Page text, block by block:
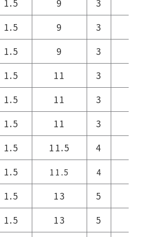
1.5 9 3
1.5 9 3
1.5 9 3
1.5 11 3
1.5 11 3
1.5 11 3
1.5 11.5 4
1.5 11.5 4
1.5 13 5
1.5 13 5